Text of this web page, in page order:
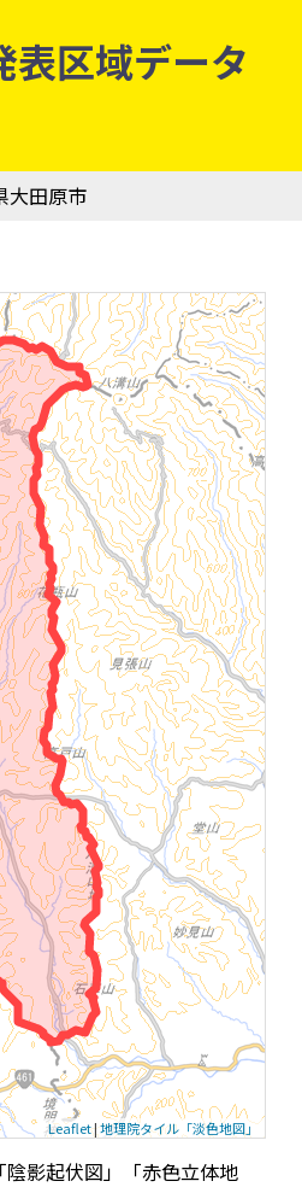
区域データ
大田原市
Leaflet|地理院タイル「淡色地図」
影起伏図」「赤色立体地